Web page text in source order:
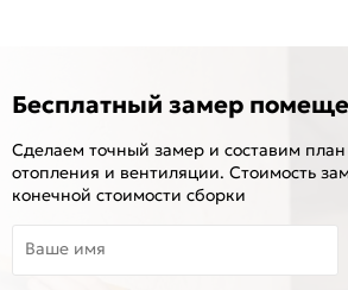
Бесплатный замер
Сделаем точный замер и составим
отопления и вентиляции. Стоимость
конечной стоимости сборки
Ваше имя